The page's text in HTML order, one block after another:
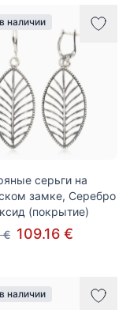
наличии
серьги на
замке, Серебро
(покрытие)
€ 109.16 €
наличии